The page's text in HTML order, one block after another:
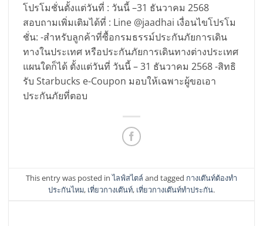
โปรโมชั่นตั้งแต่วันที่ : วันนี้ –31 ธันวาคม 2568
สอบถามเพิ่มเติมได้ที่ : Line @jaadhai เงื่อนไขโปรโม
ชั่น: -สำหรับลูกค้าที่ซื้อกรมธรรม์ประกันภัยการเดิน
ทางในประเทศ หรือประกันภัยการเดินทางต่างประเทศ
แผนใดก็ได้ ตั้งแต่วันที่ วันนี้ – 31 ธันวาคม 2568 -สิทธิ
รับ Starbucks e-Coupon มอบให้เฉพาะผู้ขอเอา
ประกันภัยที่ตอบ
This entry was posted inไลฟ์สไตล์and tagged กางเต๊นท์ต้องทำ
ประกันไหม, เที่ยวกางเต๊นท์, เที่ยวกางเต๊นท์ทำประกัน.